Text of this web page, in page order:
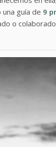
guía de 9
o